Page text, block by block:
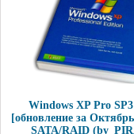
Windows XP Pro
[обновление за
SATA/RAID